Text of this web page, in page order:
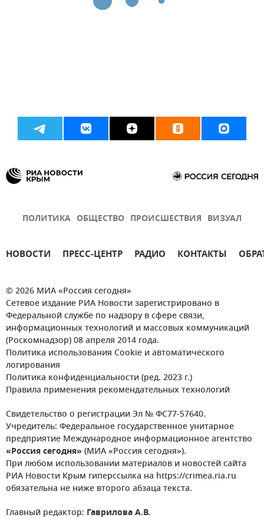
ПОЛИТИКА ОБЩЕСТВО ПРОИСШЕСТВИЯ ВИЗУАЛ
НОВОСТИ ПРЕСС-ЦЕНТР РАДИО КОНТАКТЫ
© 2026 МИА «Россия сегодня»
Сетевое издание РИА Новости зарегистрировано в
Федеральной службе по надзору в сфере связи,
информационных технологий и массовых коммуникаций
(Роскомнадзор) 08 апреля 2014 года.
Политика использования Cookie и автоматического
логирования
Политика конфиденциальности (ред. 2023 г.)
Правила применения рекомендательных технологий
Свидетельство о регистрации Эл № ФС77-57640.
Учредитель: Федеральное государственное унитарное
предприятие Международное информационное агентство
«Россия сегодня» (МИА «Россия сегодня»).
При любом использовании материалов и новостей сайта
РИА Новости Крым гиперссылка на https://crimea.ria.ru
обязательна не ниже второго абзаца текста.
Главный редактор: Гаврилова А.В.